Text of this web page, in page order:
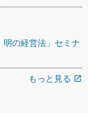
明の経営法」セミナ
もっと見る open_in_new